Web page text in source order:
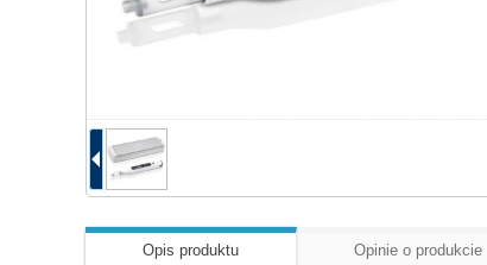
Opis produktu Opinie o produkcie